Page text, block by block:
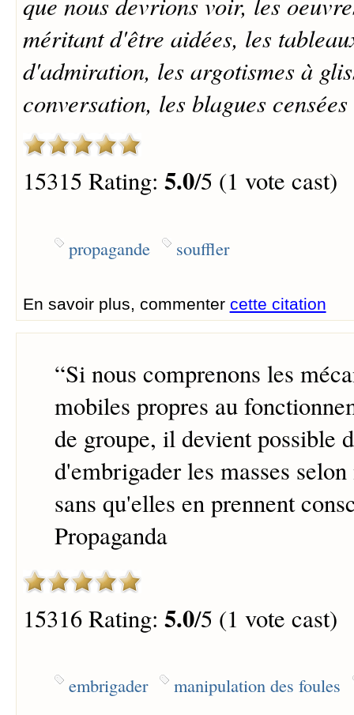
méritant d'être aidées, les
d'admiration, les argotismes à
conversation, les blagues
15315 Rating: 5.0/5 (1 vote cast)
propagande souffler
En savoir plus, commenter cette citation
“Si nous comprenons les
mobiles propres au
de groupe, il devient possible
d'embrigader les masses
sans qu'elles en prennent
Propaganda
15316 Rating: 5.0/5 (1 vote cast)
embrigader manipulation des foules